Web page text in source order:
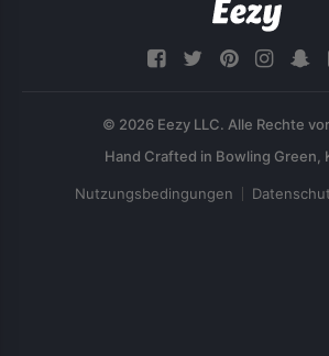
© 2026 Eezy LLC. Alle Rechte
Nutzungsbedingungen